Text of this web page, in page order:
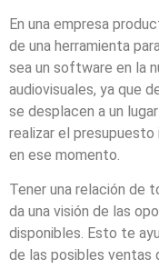
En una empresa
de una herramienta
sea un software en la
audiovisuales, ya que
se desplacen a un
realizar el
en ese momento.
Tener una relación de
da una visión de las
disponibles. Esto te
de las posibles ventas